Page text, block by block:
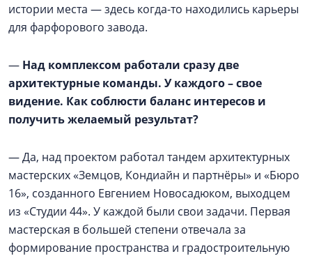
истории места — здесь когда-то находились карьеры
для фарфорового завода.
— Над комплексом работали сразу две
архитектурные команды. У каждого – свое
видение. Как соблюсти баланс интересов и
получить желаемый результат?
— Да, над проектом работал тандем архитектурных
мастерских «Земцов, Кондиайн и партнёры» и «Бюро
16», созданного Евгением Новосадюком, выходцем
из «Студии 44». У каждой были свои задачи. Первая
мастерская в большей степени отвечала за
формирование пространства и градостроительную